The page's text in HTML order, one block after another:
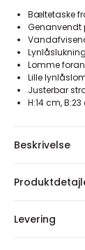
Bæltetaske
Genanvendt
Lynlåslukning
Lomme
Lille
Justerbar
H:14 cm,
Beskrivelse
Levering